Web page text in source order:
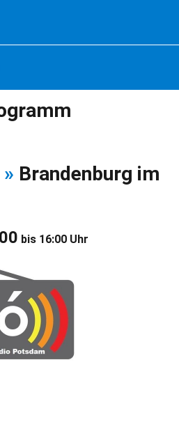
Brandenburg
» Brandenburg im
bis 16:00 Uhr